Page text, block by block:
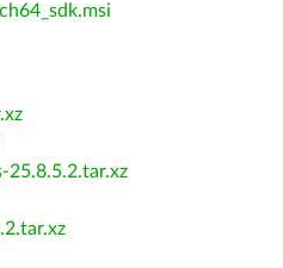
25.8.5.2.tar.xz